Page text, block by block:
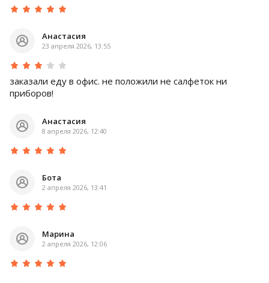
Анастасия
23 апреля 2026, 13:55
заказали еду в офис. не положили не салфеток ни
приборов!
Анастасия
8 апреля 2026, 12:40
Бота
2 апреля 2026, 13:41
Марина
2 апреля 2026, 12:06